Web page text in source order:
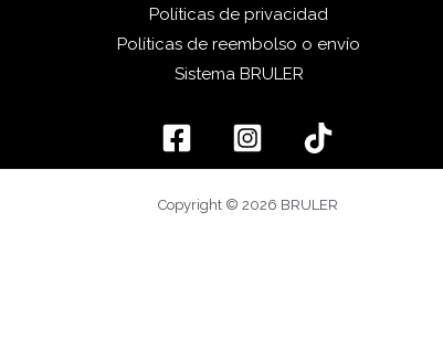
Políticas de privacidad
Políticas de reembolso o envío
Sistema BRULER
Copyright © 2026 BRULER